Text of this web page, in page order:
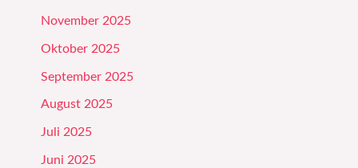
November 2025
Oktober 2025
September 2025
August 2025
Juli 2025
Juni 2025